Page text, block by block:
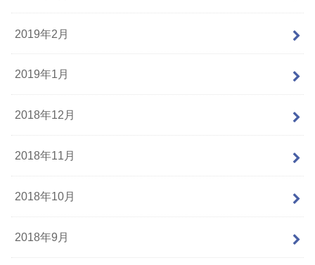
2019年2月
2019年1月
2018年12月
2018年11月
2018年10月
2018年9月